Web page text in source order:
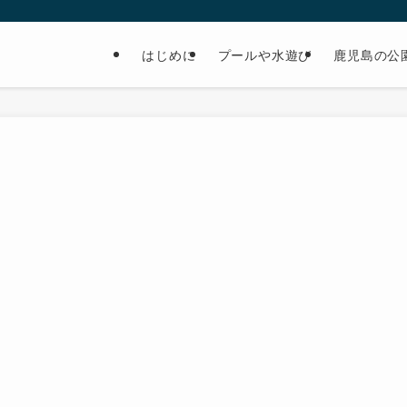
はじめに プールや水遊び 鹿児島の公